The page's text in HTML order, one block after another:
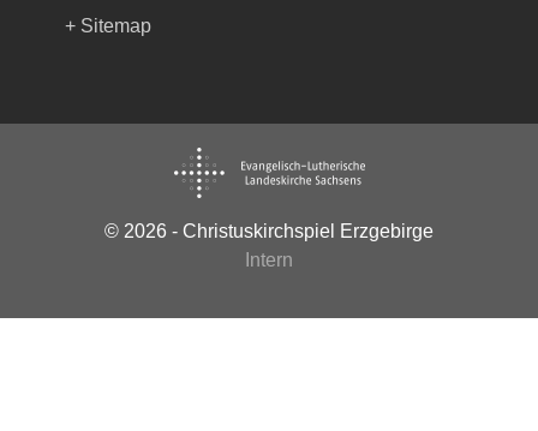
+ Sitemap
© 2026 - Christuskirchspiel Erzgebirge
Intern